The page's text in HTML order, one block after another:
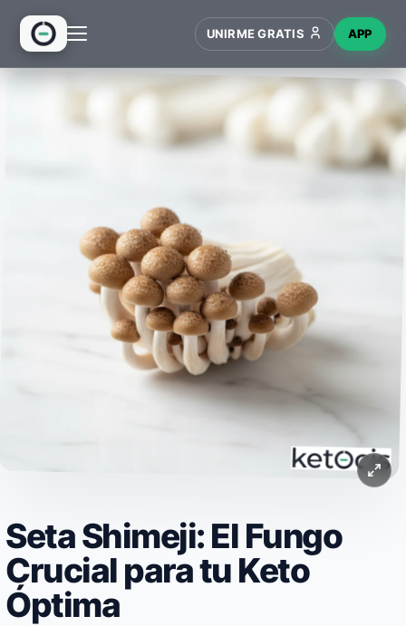
INICIO
RECETAS
UNIRME GRATIS APP
Seta Shimeji: El Fungo
Crucial para tu Keto
Óptima